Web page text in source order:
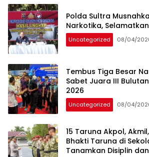
Polda Sultra
Narkotika,
Uncategorized 08/04/
Tembus Tiga Besar
Sabet Juara III
2026
Uncategorized 08/04/
15 Taruna Akpol,
Bhakti Taruna di
Tanamkan Disiplin